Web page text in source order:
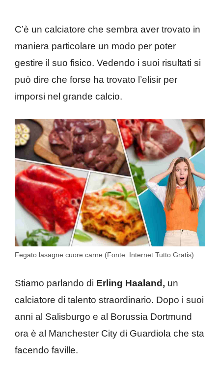
C’è un calciatore che sembra aver trovato in
maniera particolare un modo per poter
gestire il suo fisico. Vedendo i suoi risultati si
può dire che forse ha trovato l’elisir per
imporsi nel grande calcio.
Fegato lasagne cuore carne (Fonte: Internet Tutto Gratis)
Stiamo parlando di Erling Haaland, un
calciatore di talento straordinario. Dopo i suoi
anni al Salisburgo e al Borussia Dortmund
ora è al Manchester City di Guardiola che sta
facendo faville.